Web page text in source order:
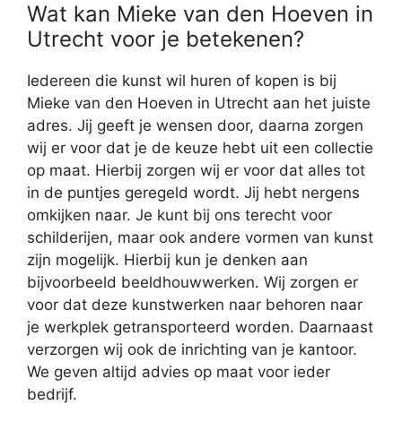
Wat kan Mieke van den Hoeven in
Utrecht voor je betekenen?
Iedereen die kunst wil huren of kopen is bij
Mieke van den Hoeven in Utrecht aan het juiste
adres. Jij geeft je wensen door, daarna zorgen
wij er voor dat je de keuze hebt uit een collectie
op maat. Hierbij zorgen wij er voor dat alles tot
in de puntjes geregeld wordt. Jij hebt nergens
omkijken naar. Je kunt bij ons terecht voor
schilderijen, maar ook andere vormen van kunst
zijn mogelijk. Hierbij kun je denken aan
bijvoorbeeld beeldhouwwerken. Wij zorgen er
voor dat deze kunstwerken naar behoren naar
je werkplek getransporteerd worden. Daarnaast
verzorgen wij ook de inrichting van je kantoor.
We geven altijd advies op maat voor ieder
bedrijf.